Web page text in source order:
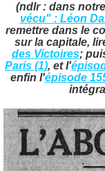
(ndlr : dans
vécu" : Léon
remettre dans le
sur la capitale,
des Victoires;
Paris (1), et l'
enfin l'épisode